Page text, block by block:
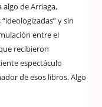
de Arriaga,
y sin
entre el
recibieron
espectáculo
de esos libros. Algo